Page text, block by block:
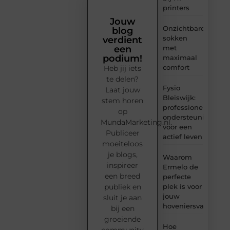
printers
Onzichtbare
sokken
met
maximaal
comfort
Fysio
Bleiswijk:
professionele
ondersteuning
voor een
actief leven
Waarom
Ermelo de
perfecte
plek is voor
jouw
Hoe
Jouw
blog
verdient
een
podium!
Heb jij iets
te delen?
Laat jouw
stem horen
op
MundaMarketing.nl.
Publiceer
moeiteloos
je blogs,
inspireer
een breed
publiek en
sluit je aan
bij een
groeiende